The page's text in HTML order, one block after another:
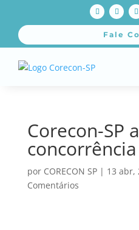
Fale
Corecon-SP
concorrência
por CORECON SP| 13 abr,
Comentários